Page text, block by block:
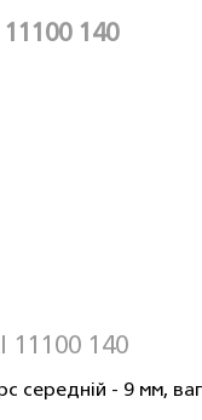
140
11100 140
середній - 9 мм,